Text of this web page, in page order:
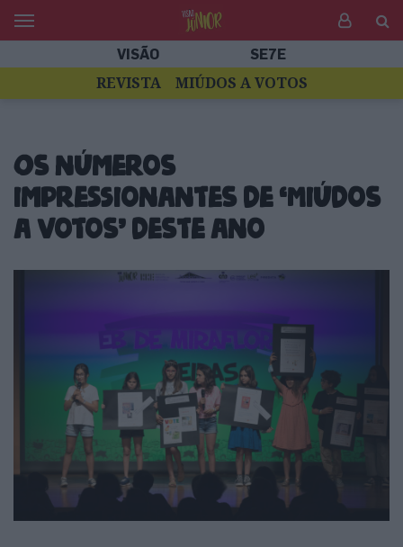
VISÃO SE7E
REVISTA MIÚDOS A VOTOS
Os números
impressionantes de ‘Miúdos
a Votos’ deste ano